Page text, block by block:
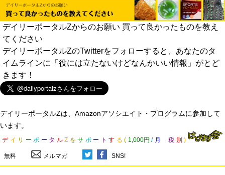
デイリーポータルZからのお願い 買って良かったものを教え
てください
デイリーポータルZのTwitterをフォローすると、あなたのタ
イムラインに「役には立たないけどなんかいい情報」がとど
きます！
デイリーポータルZは、Amazonアソシエイト・プログラムに参加して
います。
デ イ リ ー ポ ー タ ル Z を サ ポ ー ト す る ( 1,000円 / 月 税 別 )
無料 メルマガ SNS!